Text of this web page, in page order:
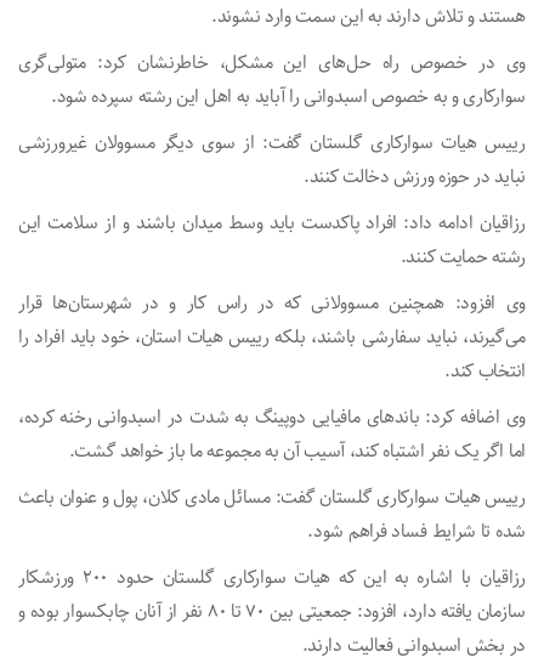
هستند و تلاش دارند به این سمت وارد نشوند.
وی در خصوص راه‌ حل‌های این مشکل، خاطرنشان کرد: متولی‌گری
سوارکاری و به خصوص اسبدوانی را آباید به اهل این رشته سپرده شود.
رییس هیات سوارکاری گلستان گفت: از سوی دیگر مسوولان غیرورزشی
نباید در حوزه ورزش دخالت کنند.
رزاقیان ادامه داد: افراد پاکدست باید وسط میدان باشند و از سلامت این
رشته حمایت کنند.
وی افزود: همچنین مسوولانی که در راس کار و در شهرستان‌ها قرار
می‌گیرند، نباید سفارشی باشند، بلکه رییس هیات استان، خود باید افراد را
انتخاب کند.
وی اضافه کرد: باندهای مافیایی دوپینگ به شدت در اسبدوانی رخنه کرده،
اما اگر یک نفر اشتباه کند، آسیب آن به‌ مجموعه ما باز خواهد گشت.
رییس هیات سوارکاری گلستان گفت: مسائل مادی کلان، پول و عنوان باعث
شده تا شرایط فساد فراهم شود.
رزاقیان با اشاره به این که هیات سوارکاری گلستان حدود ۲۰۰ ورزشکار
سازمان یافته دارد، افزود: جمعیتی بین ۷۰ تا ۸۰ نفر از آنان چابکسوار بوده و
در بخش اسبدوانی فعالیت دارند.